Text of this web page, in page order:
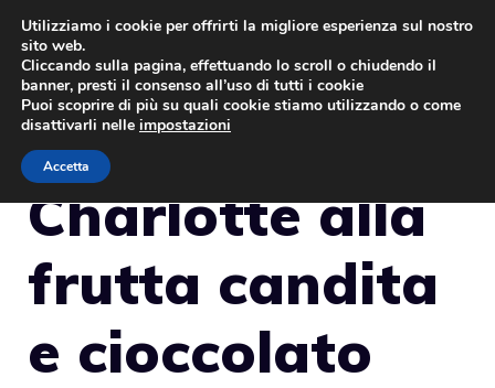
Vai
contenuto
Charlotte alla
frutta candita
e cioccolato
Utilizziamo i cookie per offrirti la migliore esperienza sul nostro
sito web.
Cliccando sulla pagina, effettuando lo scroll o chiudendo il
banner, presti il consenso all’uso di tutti i cookie
Puoi scoprire di più su quali cookie stiamo utilizzando o come
disattivarli nelle impostazioni
Accetta